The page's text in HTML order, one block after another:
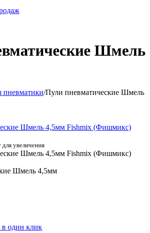
Шмель
пневматики/Пули пневматические Шмель
для увеличения
Шмель 4,5мм
в один клик